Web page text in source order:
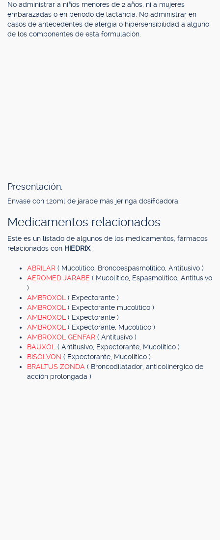
No administrar a niños menores de 2 años, ni a mujeres
embarazadas o en período de lactancia. No administrar en
casos de antecedentes de alergia o hipersensibilidad a alguno
de los componentes de esta formulación.
Presentación.
Envase con 120ml de jarabe más jeringa dosificadora.
Medicamentos relacionados
Este es un listado de algunos de los medicamentos, fármacos
relacionados con HIEDRIX
ABRILAR ( Mucolítico, Broncoespasmolítico, Antitusivo )
AEROMED JARABE ( Mucolítico, Espasmolítico, Antitusivo
)
AMBROXOL ( Expectorante )
AMBROXOL ( Expectorante mucolítico )
AMBROXOL ( Expectorante )
AMBROXOL ( Expectorante, Mucolítico )
AMBROXOL GENFAR ( Antitusivo )
BAUXOL ( Antitusivo, Expectorante, Mucolítico )
BISOLVON ( Expectorante, Mucolítico )
BRALTUS ZONDA ( Broncodilatador, anticolinérgico de
acción prolongada )